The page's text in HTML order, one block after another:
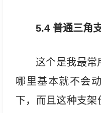
5.4 普通三角
这个是我最常
哪里基本就不会
下，而且这种支